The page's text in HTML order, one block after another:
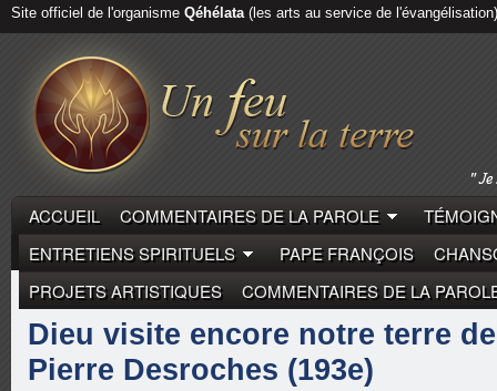
Site officiel de l'organisme Qéhélata(les arts au service de l'évangélisation)
ACCUEIL COMMENTAIRES DE LA PAROLE
ENTRETIENS SPIRITUELS
PAPE FRANÇOIS
PROJETS ARTISTIQUES
COMMENTAIRES DE LA
COMMENTAIRES DE LA PAROLE PIERRE
Dieu visite encore notre terre
Pierre Desroches (193e)